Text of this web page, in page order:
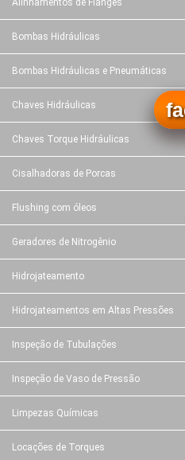
Alinhamentos de Flanges
Bombas Hidráulicas
Bombas Hidráulicas e Pneumáticas
Chaves Hidráulicas
Chaves Torque Hidráulicas
Cisalhadoras de Porcas
Flushing com óleos
Geradores de Nitrogênio
Hidrojateamento
Hidrojateamentos em Altas Pressões
Inspeção de Tubulações
Inspeção de Vaso de Pressão
Limpezas Químicas
Locações de Torques